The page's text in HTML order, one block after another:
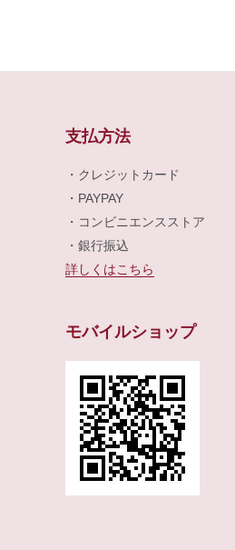
支払方法
・クレジットカード
・PAYPAY
・コンビニエンスストア
・銀行振込
詳しくはこちら
モバイルショップ